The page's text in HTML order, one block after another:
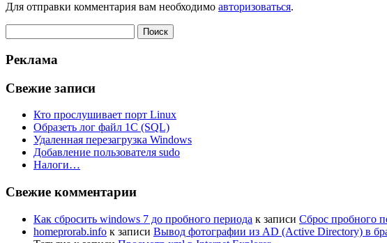
Для отправки комментария вам необходимо авторизоваться.
Реклама
Свежие записи
Кто прослушивает порт Linux
Образеть лог файл 1С (SQL)
Удаленная перезагрузка Windows
Добавление пользователя sudo
Налоги…
Свежие комментарии
Как сбросить windows 7 до пробного периода к записи Сброс пробного
homeprorab.info к записи Вывод фотографии из AD (Active Directory) в